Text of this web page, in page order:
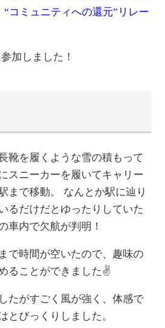
コミュニティへの還元”リレー
加しました！
靴を履くような雪の積もって
スニーカーを履いてキャリー
まで移動。 なんとか駅に辿り
るだけだとゆったりしていた
車内で欠航が判明！
で時間が空いたので、趣味の
ることができました✌️
たがすごく風が強く、体感で
とびっくりしました。